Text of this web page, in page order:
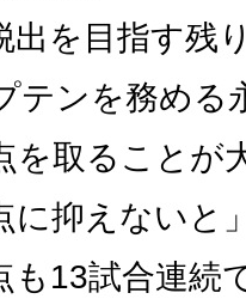
を目指す残
テンを務める
を取ることが
に抑えないと
も13試合連続